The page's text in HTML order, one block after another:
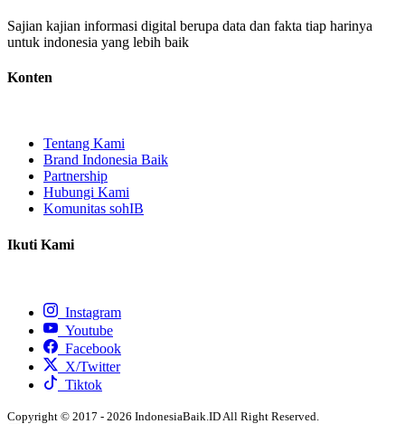
Sajian kajian informasi digital berupa data dan fakta tiap harinya
untuk indonesia yang lebih baik
Konten
Tentang Kami
Brand Indonesia Baik
Partnership
Hubungi Kami
Komunitas sohIB
Ikuti Kami
Instagram
Youtube
Facebook
X/Twitter
Tiktok
Copyright © 2017 - 2026 IndonesiaBaik.ID All Right Reserved.